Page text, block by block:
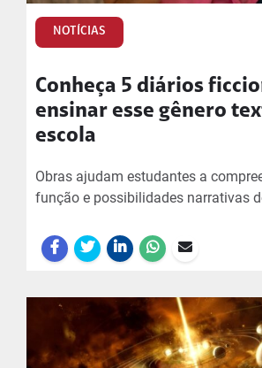
NOTÍCIAS
Conheça 5 diários
ensinar esse gênero
escola
Obras ajudam estudantes a
função e possibilidades narrativas